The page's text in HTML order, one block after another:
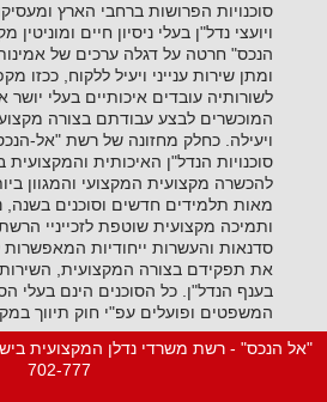
סוכנויות הפרושות ברחבי הארץ
ויועצי נדל"ן בעלי ניסיון חיים
הנכס" חרטה על דגלה ערכים של
ומתן שירות ענייני ויעיל ללקוח, ככזו
לשורותיה עובדים איכותיים בעלי יושר
המוכשרים לבצע עבודתם בצורה
ויעילה. כחלק מחזונה של רשת "אל-
סוכנויות הנדל"ן האיכותית
להכשרה מקצועית המקצועי והמגוון
מאות תלמידים חדשים וסוכנים בשנה,
ותמיכה מקצועית שוטפת לזכייניי
סדנאות והעשרות ייחודיות
את תפקידם בצורה המקצועית,
בענף הנדל"ן. כל הסוכנים הינם
המשפטים ופועלים עפ"י חוק תיווך
702-777